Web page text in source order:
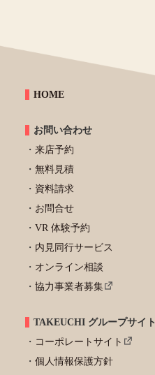
HOME
お問い合わせ
来店予約
無料見積
資料請求
お問合せ
VR 体験予約
内見同行サービス
オンライン相談
協力事業者募集
TAKEUCHI グループサイト
コーポレートサイト
個人情報保護方針